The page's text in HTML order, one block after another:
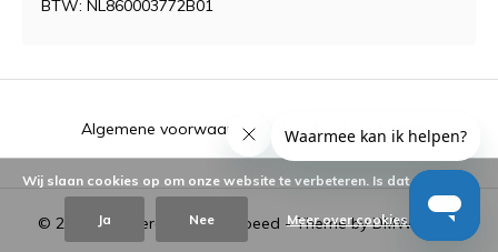
BTW: NL860003772B01
© 2026 - Powered byLightspeed - Theme byDMWS.nl
Algemene voorwaarden RSS-feed Sitemap
Wij slaan cookies op om onze website te verbeteren. Is dat akkoord?
Ja Nee Meer over cookies »